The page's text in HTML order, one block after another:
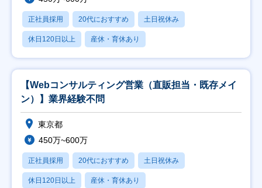
正社員採用 20代におすすめ 土日祝休み
休日120日以上 産休・育休あり
【Webコンサルティング営業（直販担当・既存メイ
ン）】業界経験不問
東京都
450万~600万
正社員採用 20代におすすめ 土日祝休み
休日120日以上 産休・育休あり